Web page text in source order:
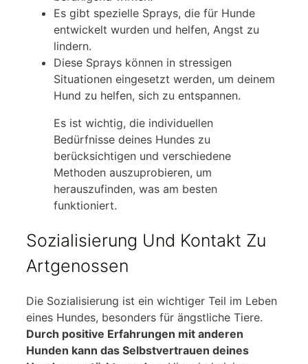
Es gibt spezielle Sprays, die für Hunde
entwickelt wurden und helfen, Angst zu
lindern.
Diese Sprays können in stressigen
Situationen eingesetzt werden, um deinem
Hund zu helfen, sich zu entspannen.
Es ist wichtig, die individuellen
Bedürfnisse deines Hundes zu
berücksichtigen und verschiedene
Methoden auszuprobieren, um
herauszufinden, was am besten
funktioniert.
Sozialisierung Und Kontakt Zu
Artgenossen
Die Sozialisierung ist ein wichtiger Teil im Leben
eines Hundes, besonders für ängstliche Tiere.
Durch positive Erfahrungen mit anderen
Hunden kann das Selbstvertrauen deines